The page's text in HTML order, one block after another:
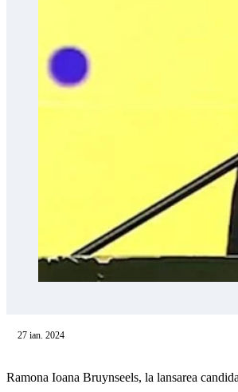
27 ian. 2024
Ramona Ioana Bruynseels, la lansarea